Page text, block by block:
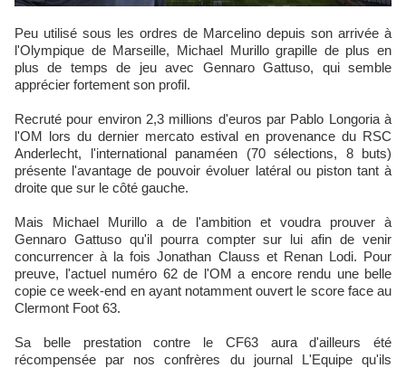
Peu utilisé sous les ordres de Marcelino depuis son arrivée à
l'Olympique de Marseille, Michael Murillo grapille de plus en
plus de temps de jeu avec Gennaro Gattuso, qui semble
apprécier fortement son profil.
Recruté pour environ 2,3 millions d'euros par Pablo Longoria à
l'OM lors du dernier mercato estival en provenance du RSC
Anderlecht, l'international panaméen (70 sélections, 8 buts)
présente l'avantage de pouvoir évoluer latéral ou piston tant à
droite que sur le côté gauche.
Mais Michael Murillo a de l'ambition et voudra prouver à
Gennaro Gattuso qu'il pourra compter sur lui afin de venir
concurrencer à la fois Jonathan Clauss et Renan Lodi. Pour
preuve, l'actuel numéro 62 de l'OM a encore rendu une belle
copie ce week-end en ayant notamment ouvert le score face au
Clermont Foot 63.
Sa belle prestation contre le CF63 aura d'ailleurs été
récompensée par nos confrères du journal L'Equipe qu'ils